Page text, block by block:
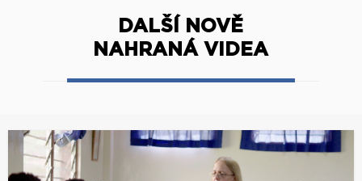
DALŠÍ NOVĚ
NAHRANÁ VIDEA